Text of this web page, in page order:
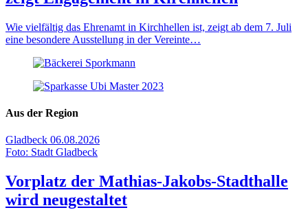
Wie vielfältig das Ehrenamt in Kirchhellen ist, zeigt ab dem 7. Juli
eine besondere Ausstellung in der Vereinte…
Aus der Region
Gladbeck 06.08.2026
Foto: Stadt Gladbeck
Vorplatz der Mathias-Jakobs-Stadthalle
wird neugestaltet